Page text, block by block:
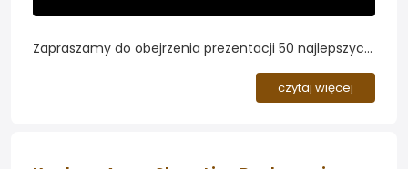
Zapraszamy do obejrzenia prezentacji 50 najlepszych
czytaj więcej